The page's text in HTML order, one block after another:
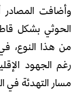
وأضافت
الحوثي بشكل
من هذا النوع،
رغم الجهود
مسار التهدئة في